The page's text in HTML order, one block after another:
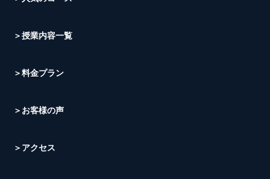
＞授業内容一覧
＞料金プラン
＞お客様の声
＞アクセス